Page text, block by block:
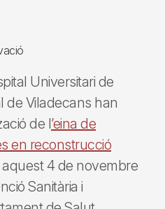
Universitari de
de Viladecans han
de l’eina de
en reconstrucció
4 de novembre
Sanitària i